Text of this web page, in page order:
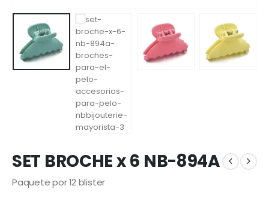
SET BROCHE x 6 NB-894A
Paquete por 12 blister